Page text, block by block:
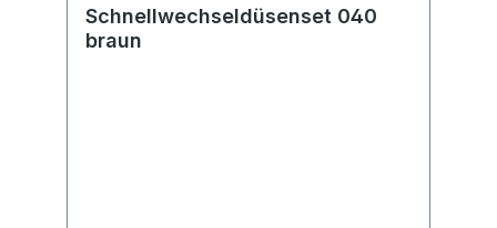
Schnellwechseldüsenset 040
braun